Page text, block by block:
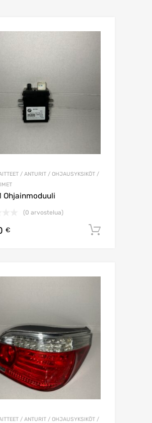
/ ANTURIT / OHJAUSYKSIKÖT /
Ohjainmoduuli
(0 arvostelua)
€
/ ANTURIT / OHJAUSYKSIKÖT /